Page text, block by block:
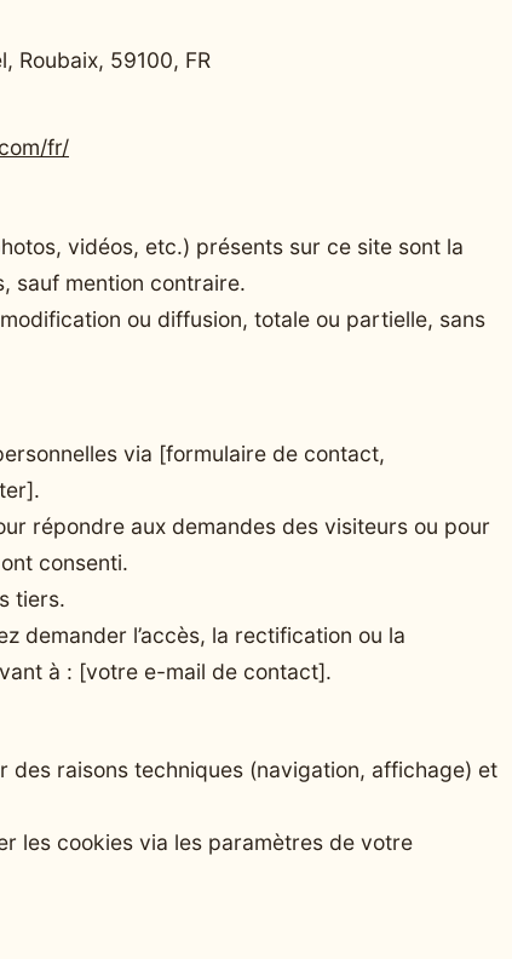
Roubaix, 59100, FR
fr/
vidéos, etc.) présents sur ce site sont la
sauf mention contraire.
ou diffusion, totale ou partielle, sans
via [formulaire de contact,
répondre aux demandes des visiteurs ou pour
consenti.
tiers.
demander l’accès, la rectification ou la
à : [votre e-mail de contact].
des raisons techniques (navigation, affichage) et
les cookies via les paramètres de votre